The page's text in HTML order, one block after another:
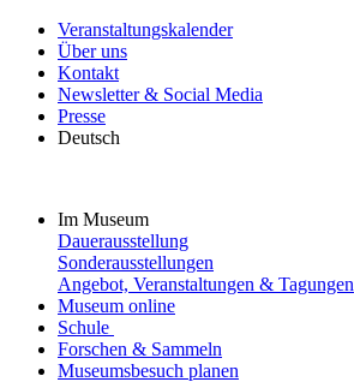
Veranstaltungskalender
Über uns
Kontakt
Newsletter & Social Media
Presse
Deutsch
Im Museum
Dauerausstellung
Sonderausstellungen
Angebot, Veranstaltungen & Tagungen
Museum online
Schule
Forschen & Sammeln
Museumsbesuch planen